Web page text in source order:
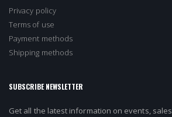
Privacy policy
Terms of use
Payment methods
Shipping methods
SUBSCRIBE NEWSLETTER
Get all the latest information on events, sales